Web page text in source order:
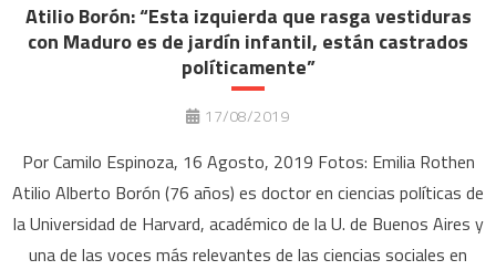
Atilio Borón: “Esta izquierda que rasga vestiduras
con Maduro es de jardín infantil, están castrados
políticamente”
17/08/2019
Por Camilo Espinoza, 16 Agosto, 2019 Fotos: Emilia Rothen
Atilio Alberto Borón (76 años) es doctor en ciencias políticas de
la Universidad de Harvard, académico de la U. de Buenos Aires y
una de las voces más relevantes de las ciencias sociales en